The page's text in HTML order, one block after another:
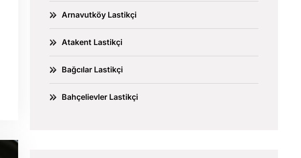
Arnavutköy Lastikçi
Atakent Lastikçi
Bağcılar Lastikçi
Bahçelievler Lastikçi